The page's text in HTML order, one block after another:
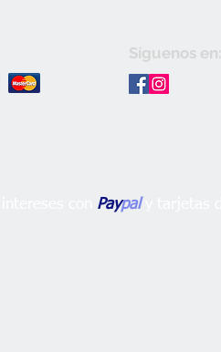
Síguenos en:
Paypal